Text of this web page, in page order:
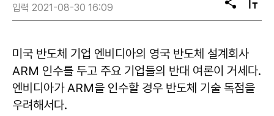
입력 2021-08-30 16:09
공
유
텍
스
미국 반도체 기업 엔비디아의 영국 반도체 설계회사
ARM 인수를 두고 주요 기업들의 반대 여론이 거세다.
엔비디아가 ARM을 인수할 경우 반도체 기술 독점을
우려해서다.